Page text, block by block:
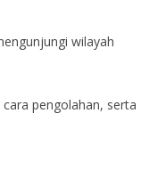
wilayah
pengolahan, serta